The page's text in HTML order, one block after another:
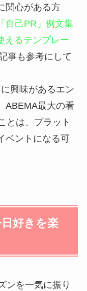
関心がある方
自己PR」例文集
えるテンプレー
事も参考にして
興味があるエン
ABEMA最大の看
とは、プラット
ベントになる可
好きを楽
ンを一気に振り